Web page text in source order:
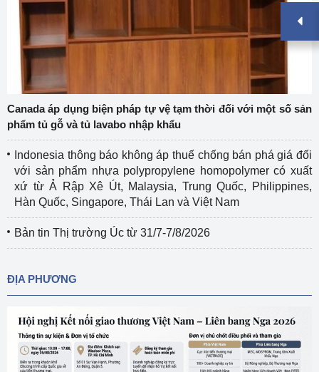
Canada áp dụng biện pháp tự vệ tạm thời đối với một số sản
phẩm tủ gỗ và tủ lavabo nhập khẩu
Indonesia thông báo không áp thuế chống bán phá giá đối
với sản phẩm nhựa polypropylene homopolymer có xuất
xứ từ Ả Rập Xê Út, Malaysia, Trung Quốc, Philippines,
Hàn Quốc, Singapore, Thái Lan và Việt Nam
Bản tin Thị trường Úc từ 31/7-7/8/2026
ĐỊA PHƯƠNG